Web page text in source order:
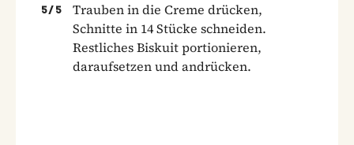
5/ 5
Trauben in die Creme drücken,
Schnitte in 14 Stücke schneiden.
Restliches Biskuit portionieren,
daraufsetzen und andrücken.